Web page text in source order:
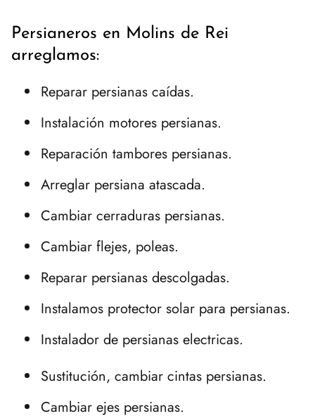
Persianeros en Molins de Rei
arreglamos:
Reparar persianas caídas.
Instalación motores persianas.
Reparación tambores persianas.
Arreglar persiana atascada.
Cambiar cerraduras persianas.
Cambiar flejes, poleas.
Reparar persianas descolgadas.
Instalamos protector solar para persianas.
Instalador de persianas electricas.
Sustitución, cambiar cintas persianas.
Cambiar ejes persianas.